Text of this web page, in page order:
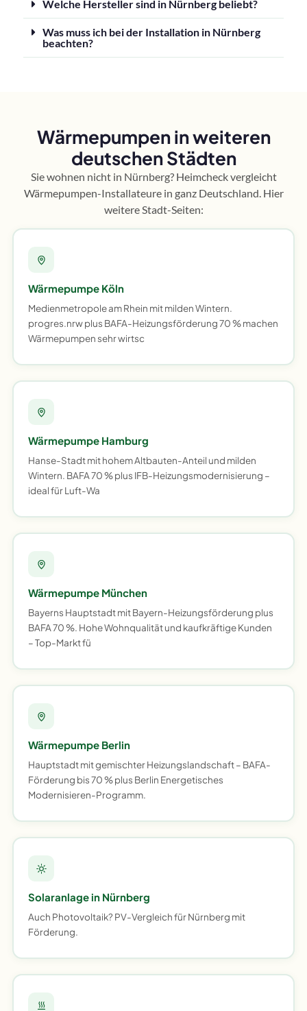
Welche Hersteller sind in Nürnberg beliebt?
Was muss ich bei der Installation in Nürnberg
beachten?
Wärmepumpen in weiteren
deutschen Städten
Sie wohnen nicht in Nürnberg? Heimcheck vergleicht
Wärmepumpen-Installateure in ganz Deutschland. Hier
weitere Stadt-Seiten:
Wärmepumpe Köln
Medienmetropole am Rhein mit milden Wintern.
progres.nrw plus BAFA-Heizungsförderung 70 % machen
Wärmepumpen sehr wirtsc
Wärmepumpe Hamburg
Hanse-Stadt mit hohem Altbauten-Anteil und milden
Wintern. BAFA 70 % plus IFB-Heizungsmodernisierung –
ideal für Luft-Wa
Wärmepumpe München
Bayerns Hauptstadt mit Bayern-Heizungsförderung plus
BAFA 70 %. Hohe Wohnqualität und kaufkräftige Kunden
– Top-Markt fü
Wärmepumpe Berlin
Hauptstadt mit gemischter Heizungslandschaft – BAFA-
Förderung bis 70 % plus Berlin Energetisches
Modernisieren-Programm.
Solaranlage in Nürnberg
Auch Photovoltaik? PV-Vergleich für Nürnberg mit
Förderung.